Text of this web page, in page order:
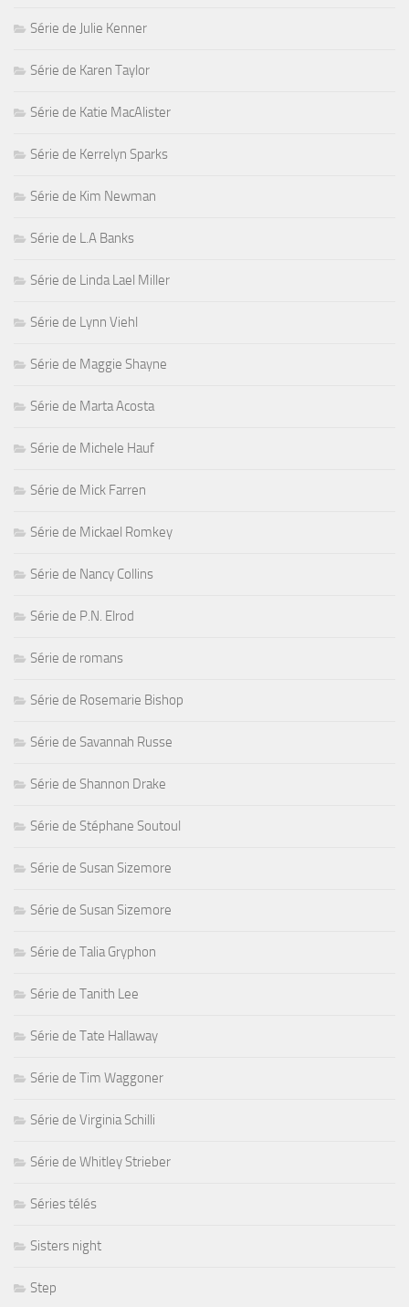
Série de Julie Kenner
Série de Karen Taylor
Série de Katie MacAlister
Série de Kerrelyn Sparks
Série de Kim Newman
Série de L.A Banks
Série de Linda Lael Miller
Série de Lynn Viehl
Série de Maggie Shayne
Série de Marta Acosta
Série de Michele Hauf
Série de Mick Farren
Série de Mickael Romkey
Série de Nancy Collins
Série de P.N. Elrod
Série de romans
Série de Rosemarie Bishop
Série de Savannah Russe
Série de Shannon Drake
Série de Stéphane Soutoul
Série de Susan Sizemore
Série de Susan Sizemore
Série de Talia Gryphon
Série de Tanith Lee
Série de Tate Hallaway
Série de Tim Waggoner
Série de Virginia Schilli
Série de Whitley Strieber
Séries télés
Sisters night
Step